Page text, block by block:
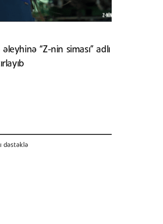
əleyhinə “Z-nin siması” adlı
dəstəklə